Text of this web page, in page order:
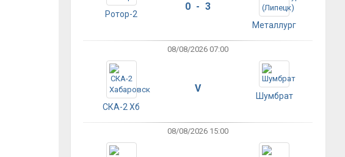
Ротор-2
0 - 3
Металлург
08/08/2026 07:00
СКА-2 Хб
V
Шумбрат
08/08/2026 15:00